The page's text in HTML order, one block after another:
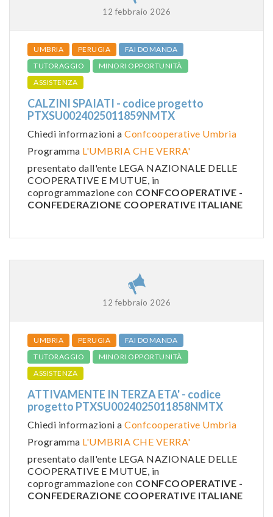
12 febbraio 2026
UMBRIA PERUGIA
FAI DOMANDA
TUTORAGGIO
MINORI OPPORTUNITÀ
ASSISTENZA
CALZINI SPAIATI - codice progetto
PTXSU0024025011859NMTX
Chiedi informazioni a Confcooperative Umbria
Programma L'UMBRIA CHE VERRA'
presentato dall'ente LEGA NAZIONALE DELLE
COOPERATIVE E MUTUE, in
coprogrammazione con CONFCOOPERATIVE -
CONFEDERAZIONE COOPERATIVE ITALIANE
12 febbraio 2026
UMBRIA PERUGIA
FAI DOMANDA
TUTORAGGIO
MINORI OPPORTUNITÀ
ASSISTENZA
ATTIVAMENTE IN TERZA ETA' - codice
progetto PTXSU0024025011858NMTX
Chiedi informazioni a Confcooperative Umbria
Programma L'UMBRIA CHE VERRA'
presentato dall'ente LEGA NAZIONALE DELLE
COOPERATIVE E MUTUE, in
coprogrammazione con CONFCOOPERATIVE -
CONFEDERAZIONE COOPERATIVE ITALIANE